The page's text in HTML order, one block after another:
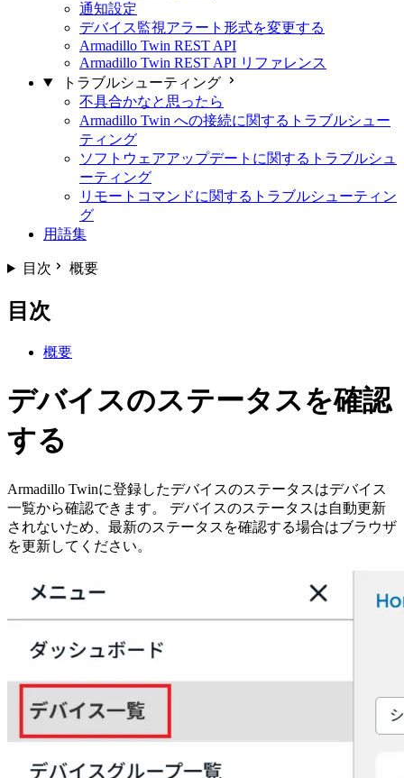
通知設定
デバイス監視アラート形式を変更する
Armadillo Twin REST API
Armadillo Twin REST API リファレンス
トラブルシューティング
不具合かなと思ったら
Armadillo Twin への接続に関するトラブルシュー
ティング
ソフトウェアアップデートに関するトラブルシュ
ーティング
リモートコマンドに関するトラブルシューティン
グ
用語集
目次 概要
目次
概要
デバイスのステータスを確認
する
Armadillo Twinに登録したデバイスのステータスはデバイス
一覧から確認できます。 デバイスのステータスは自動更新
されないため、最新のステータスを確認する場合はブラウザ
を更新してください。